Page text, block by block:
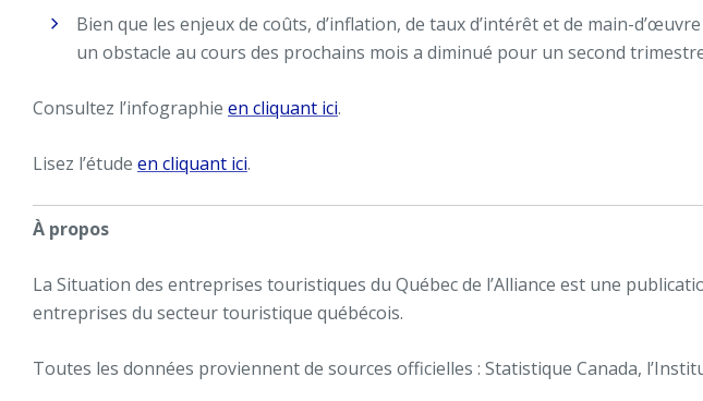
Bien que les enjeux de coûts, d’inflation, de taux d’intérêt et de main-
un obstacle au cours des prochains mois a diminué pour un second
Consultez l’infographie en cliquant ici.
Lisez l’étude en cliquant ici.
À propos
La Situation des entreprises touristiques du Québec de l’Alliance est une
entreprises du secteur touristique québécois.
Toutes les données proviennent de sources officielles : Statistique Canada,